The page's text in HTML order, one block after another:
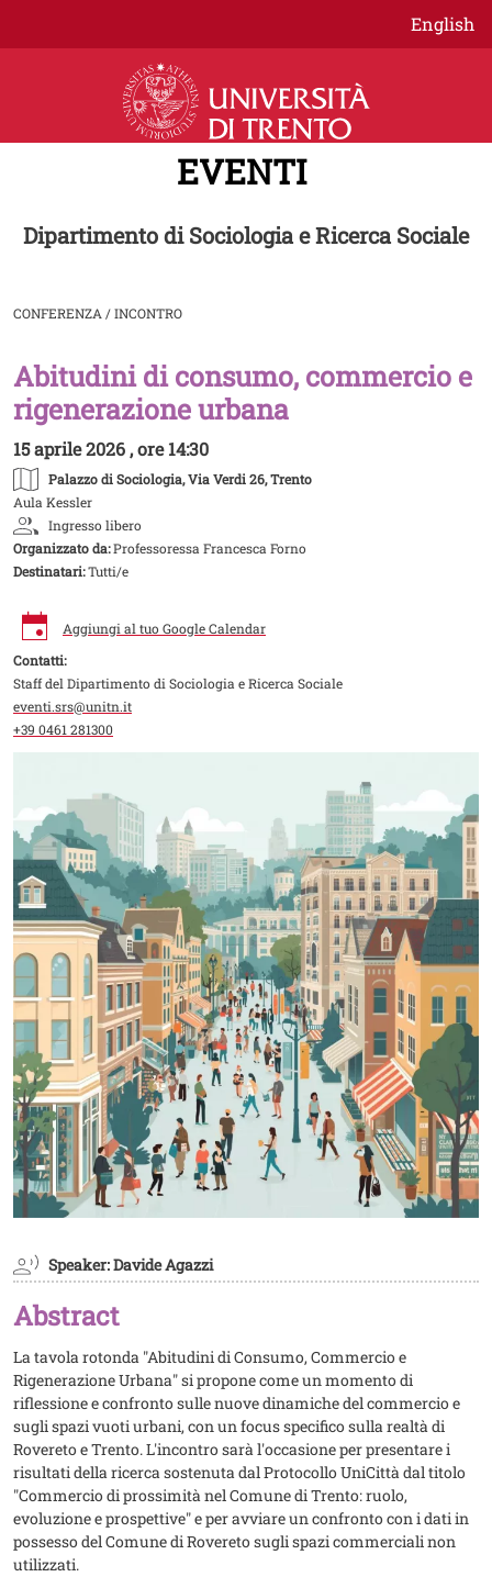
Salta al contenuto principale
English
EVENTI
Dipartimento di Sociologia e Ricerca Sociale
CONFERENZA / INCONTRO
Image
Abitudini di consumo, commercio e
rigenerazione urbana
15 aprile 2026 , ore 14:30
Palazzo di Sociologia, Via Verdi 26, Trento
Aula Kessler
Ingresso libero
Organizzato da:Professoressa Francesca Forno
Destinatari:Tutti/e
Aggiungi al tuo Google Calendar
Contatti:
Staff del Dipartimento di Sociologia e Ricerca Sociale
eventi.srs@unitn.it
+39 0461 281300
Speaker: Davide Agazzi
Abstract
La tavola rotonda "Abitudini di Consumo, Commercio e
Rigenerazione Urbana" si propone come un momento di
riflessione e confronto sulle nuove dinamiche del commercio e
sugli spazi vuoti urbani, con un focus specifico sulla realtà di
Rovereto e Trento. L'incontro sarà l'occasione per presentare i
risultati della ricerca sostenuta dal Protocollo UniCittà dal titolo
"Commercio di prossimità nel Comune di Trento: ruolo,
evoluzione e prospettive" e per avviare un confronto con i dati in
possesso del Comune di Rovereto sugli spazi commerciali non
utilizzati.